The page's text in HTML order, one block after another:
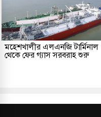
মহেশখালীর এলএনজি টার্মিনাল
থেকে ফের গ্যাস সরবরাহ শুরু